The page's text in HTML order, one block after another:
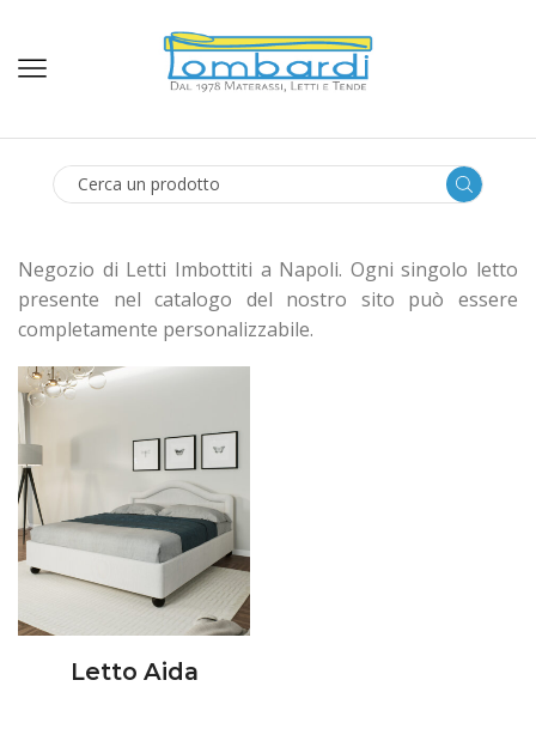
Negozio di Letti Imbottiti a Napoli. Ogni singolo letto
presente nel catalogo del nostro sito può essere
completamente personalizzabile.
Letto Aida